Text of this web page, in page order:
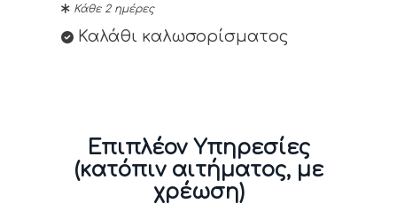
Κάθε 2 ημέρες
Καλάθι καλωσορίσματος
Επιπλέον Υπηρεσίες
(κατόπιν αιτήματος, με
χρέωση)